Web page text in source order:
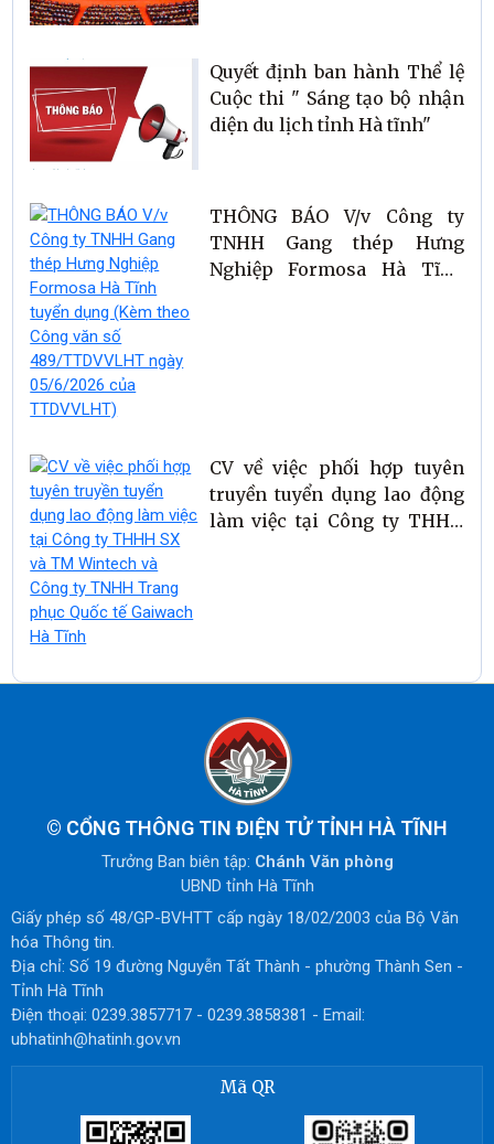
Quyết định ban hành Thể lệ
Cuộc thi " Sáng tạo bộ nhận
diện du lịch tỉnh Hà tĩnh"
THÔNG BÁO V/v Công ty
TNHH Gang thép Hưng
Nghiệp Formosa Hà Tĩnh
CV về việc phối hợp tuyên
truyền tuyển dụng lao động
làm việc tại Công ty THHH
© CỔNG THÔNG TIN ĐIỆN TỬ TỈNH HÀ TĨNH
Trưởng Ban biên tập: Chánh Văn phòng
UBND tỉnh Hà Tĩnh
Giấy phép số 48/GP-BVHTT cấp ngày 18/02/2003 của Bộ Văn
hóa Thông tin.
Địa chỉ: Số 19 đường Nguyễn Tất Thành - phường Thành Sen -
Tỉnh Hà Tĩnh
Điện thoại: 0239.3857717 - 0239.3858381 - Email:
ubhatinh@hatinh.gov.vn
Mã QR